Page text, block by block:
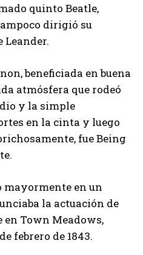
quinto Beatle,
dirigió su
Leander.
beneficiada en buena
atmósfera que rodeó
y la simple
en la cinta y luego
fue Being
mayormente en un
la actuación de
Town Meadows,
febrero de 1843.